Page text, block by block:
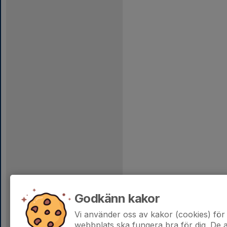
Godkänn kakor
Vi använder oss av kakor (cookies)
webbplats ska fungera bra för dig. De